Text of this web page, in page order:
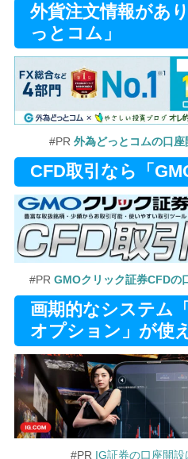
外貨注文情報があ
っとコム」
#PR 外為どっとコムの口
CFD取引なら「
#PR GMOクリック証券CFDの
画期的なシステム
オプション」が使
#PR IG証券の口座開